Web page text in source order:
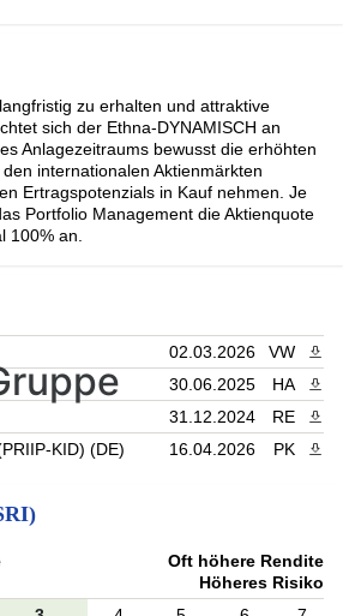
(2.36%)
A (2.25%)
(1.91%)
INC (1.76%)
ORD (1.72%)
zu erhalten und attraktive
sich der Ethna-DYNAMISCH an
Anlagezeitraums bewusst die erhöhten
internationalen Aktienmärkten
Ertragspotenzials in Kauf nehmen. Je
Portfolio Management die Aktienquote
100% an.
02.03.2026 VW
30.06.2025 HA
31.12.2024 RE
KID) (DE)
16.04.2026 PK
Oft höhere Rendite
Höheres Risiko